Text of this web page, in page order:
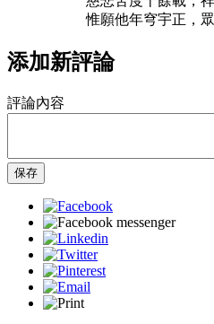
惟願他年穹宇正，
添加新評論
評論內容
保存